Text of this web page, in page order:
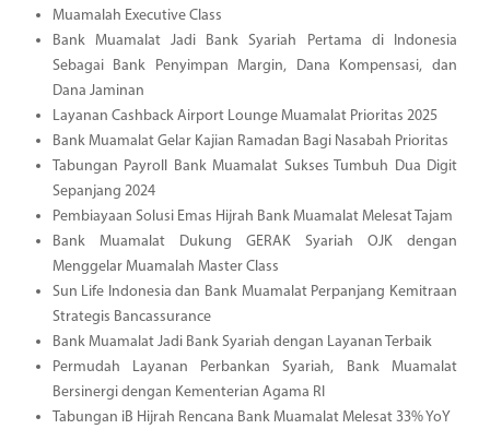
Muamalah Executive Class
Bank Muamalat Jadi Bank Syariah Pertama di Indonesia
Sebagai Bank Penyimpan Margin, Dana Kompensasi, dan
Dana Jaminan
Layanan Cashback Airport Lounge Muamalat Prioritas 2025
Bank Muamalat Gelar Kajian Ramadan Bagi Nasabah Prioritas
Tabungan Payroll Bank Muamalat Sukses Tumbuh Dua Digit
Sepanjang 2024
Pembiayaan Solusi Emas Hijrah Bank Muamalat Melesat Tajam
Bank Muamalat Dukung GERAK Syariah OJK dengan
Menggelar Muamalah Master Class
Sun Life Indonesia dan Bank Muamalat Perpanjang Kemitraan
Strategis Bancassurance
Bank Muamalat Jadi Bank Syariah dengan Layanan Terbaik
Permudah Layanan Perbankan Syariah, Bank Muamalat
Bersinergi dengan Kementerian Agama RI
Tabungan iB Hijrah Rencana Bank Muamalat Melesat 33% YoY